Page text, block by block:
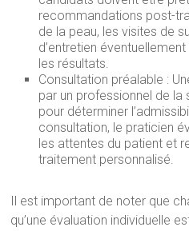
recommandations post-
de la peau, les visites de
d’entretien
les résultats.
Consultation préalable :
par un professionnel de la
pour déterminer
consultation, le praticien
les attentes du patient et
traitement personnalisé.
Il est important de noter que
qu’une évaluation individuelle